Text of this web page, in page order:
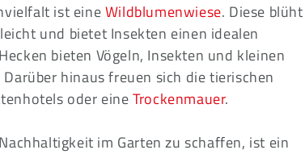
ist eineWildblumenwiese. Diese blüht
und bietet Insekten einen idealen
bieten Vögeln, Insekten und kleinen
hinaus freuen sich die tierischen
oder eineTrockenmauer.
im Garten zu schaffen, ist ein